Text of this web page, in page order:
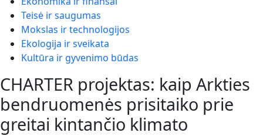
Teisė ir saugumas
Mokslas ir technologijos
Ekologija ir sveikata
Kultūra ir gyvenimo būdas
CHARTER projektas: kaip Arkties
bendruomenės prisitaiko prie
greitai kintančio klimato